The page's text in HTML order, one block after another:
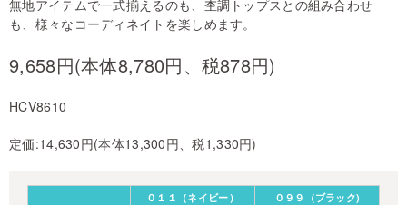
無地アイテムで一式揃えるのも、杢調トップスとの組み合わせ
も、様々なコーディネイトを楽しめます。
9,658円(本体8,780円、税878円)
HCV8610
定価:14,630円(本体13,300円、税1,330円)
０１１（ネイビー） ０９９（ブラック)